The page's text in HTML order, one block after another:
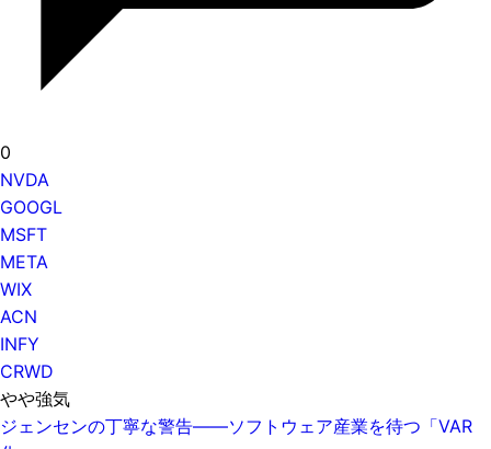
0
NVDA
GOOGL
MSFT
META
WIX
ACN
INFY
CRWD
やや強気
ジェンセンの丁寧な警告——ソフトウェア産業を待つ「VAR